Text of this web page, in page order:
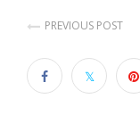
PREVIOUS POST